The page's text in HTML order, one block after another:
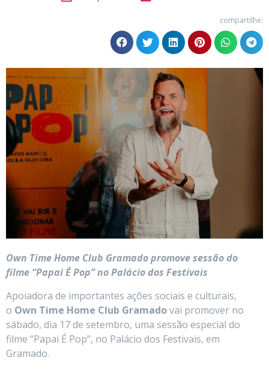
compartilhe:
Own Time Home Club Gramado promove sessão do
filme “Papai É Pop” no Palácio dos Festivais
Apoiadora de importantes ações sociais e culturais,
o Own Time Home Club Gramadovai promover no
sábado, dia 17 de setembro, uma sessão especial do
filme “Papai É Pop”, no Palácio dos Festivais, em
Gramado.